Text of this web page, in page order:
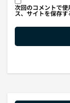
次回のコメントで使
ス、サイトを保存す